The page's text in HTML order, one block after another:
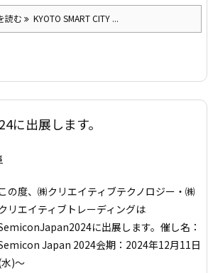
読む KYOTO SMART CITY ...
に出展します。
この度、㈱クリエイティブテクノロジー・㈱
リエイティブトレーディングは
に出展します。 催し名：
Japan 2024会期：2024年12月11日
)～